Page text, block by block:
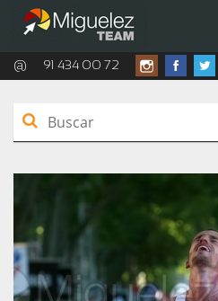
@ 91 434 00 72